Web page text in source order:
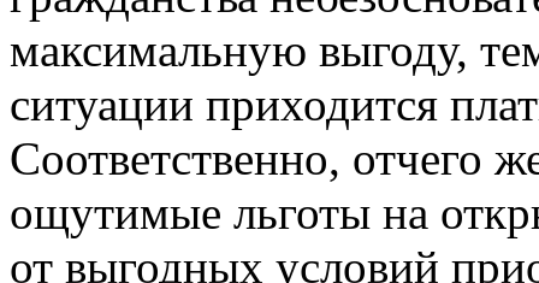
максимальную выгоду,
ситуации приходится
Соответственно, отчего
ощутимые льготы на
от выгодных условий